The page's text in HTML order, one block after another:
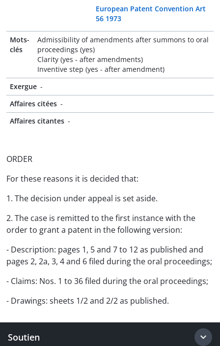
European Patent Convention Art
56 1973
Mots-
clés
Admissibility of amendments after summons to oral
proceedings (yes)
Clarity (yes - after amendments)
Inventive step (yes - after amendment)
Exergue -
Affaires citées -
Affaires citantes -
ORDER
For these reasons it is decided that:
1. The decision under appeal is set aside.
2. The case is remitted to the first instance with the
order to grant a patent in the following version:
- Description: pages 1, 5 and 7 to 12 as published and
pages 2, 2a, 3, 4 and 6 filed during the oral proceedings;
- Claims: Nos. 1 to 36 filed during the oral proceedings;
- Drawings: sheets 1/2 and 2/2 as published.
Soutien